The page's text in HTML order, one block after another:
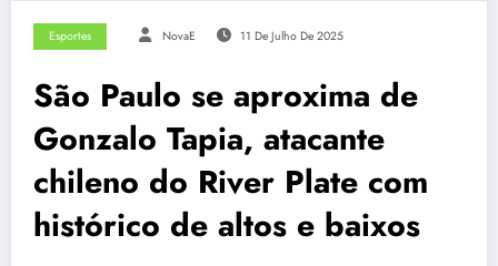
Esportes NovaE 11 De Julho De 2025
São Paulo se aproxima de
Gonzalo Tapia, atacante
chileno do River Plate com
histórico de altos e baixos